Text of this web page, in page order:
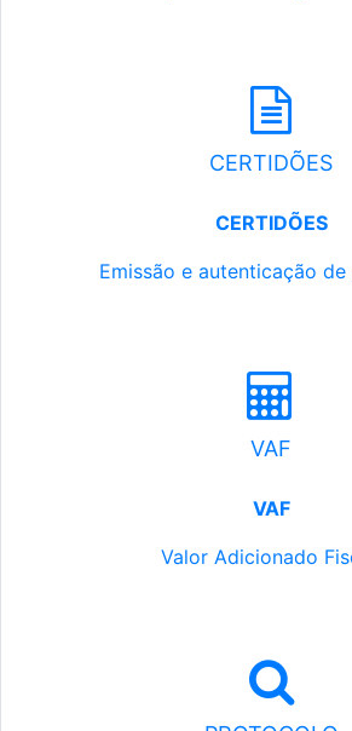
CERTIDÕES
CERTIDÕES
Emissão e autenticação
VAF
VAF
Valor Adicionado